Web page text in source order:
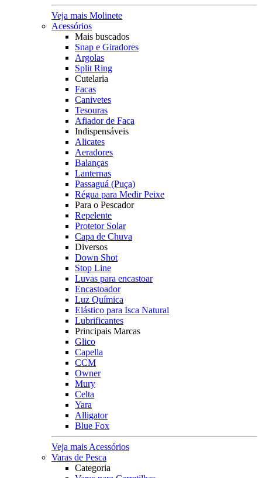
Veja mais Molinete
Acessórios
Mais buscados
Snap e Giradores
Argolas
Split Ring
Cutelaria
Facas
Canivetes
Tesouras
Afiador de Faca
Indispensáveis
Alicates
Aeradores
Balanças
Lanternas
Passaguá (Puça)
Régua para Medir Peixe
Para o Pescador
Repelente
Protetor Solar
Capa de Chuva
Diversos
Down Shot
Stop Line
Luvas para encastoar
Encastoador
Luz Química
Elástico para Isca Natural
Lubrificantes
Principais Marcas
Glico
Capella
CCM
Owner
Mury
Celta
Yara
Alligator
Blue Fox
Veja mais Acessórios
Varas de Pesca
Categoria